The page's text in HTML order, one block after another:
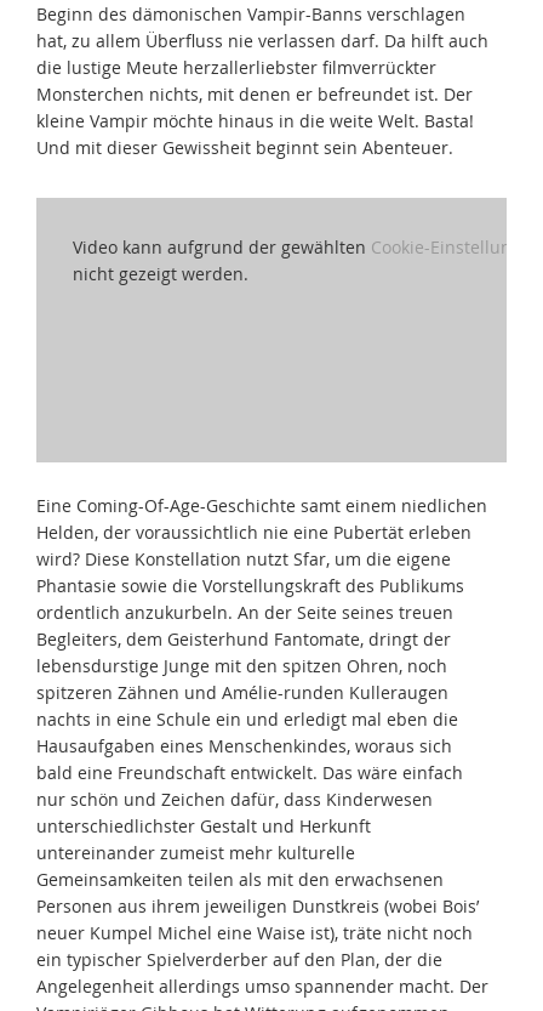
Beginn des dämonischen Vampir-Banns verschlagen
hat, zu allem Überfluss nie verlassen darf. Da hilft auch
die lustige Meute herzallerliebster filmverrückter
Monsterchen nichts, mit denen er befreundet ist. Der
kleine Vampir möchte hinaus in die weite Welt. Basta!
Und mit dieser Gewissheit beginnt sein Abenteuer.
Video kann aufgrund der gewählten Cookie-Einstellungen
nicht gezeigt werden.
Eine Coming-Of-Age-Geschichte samt einem niedlichen
Helden, der voraussichtlich nie eine Pubertät erleben
wird? Diese Konstellation nutzt Sfar, um die eigene
Phantasie sowie die Vorstellungskraft des Publikums
ordentlich anzukurbeln. An der Seite seines treuen
Begleiters, dem Geisterhund Fantomate, dringt der
lebensdurstige Junge mit den spitzen Ohren, noch
spitzeren Zähnen und Amélie-runden Kulleraugen
nachts in eine Schule ein und erledigt mal eben die
Hausaufgaben eines Menschenkindes, woraus sich
bald eine Freundschaft entwickelt. Das wäre einfach
nur schön und Zeichen dafür, dass Kinderwesen
unterschiedlichster Gestalt und Herkunft
untereinander zumeist mehr kulturelle
Gemeinsamkeiten teilen als mit den erwachsenen
Personen aus ihrem jeweiligen Dunstkreis (wobei Bois’
neuer Kumpel Michel eine Waise ist), träte nicht noch
ein typischer Spielverderber auf den Plan, der die
Angelegenheit allerdings umso spannender macht. Der